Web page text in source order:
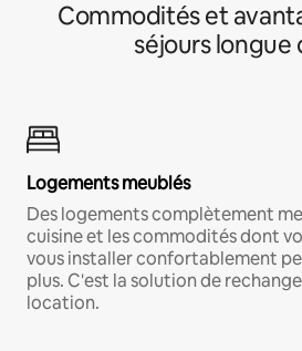
Commodités et
séjours longue
Logements meublés
Des logements complètement
cuisine et les commodités dont
vous installer confortablement
plus. C'est la solution de
location.